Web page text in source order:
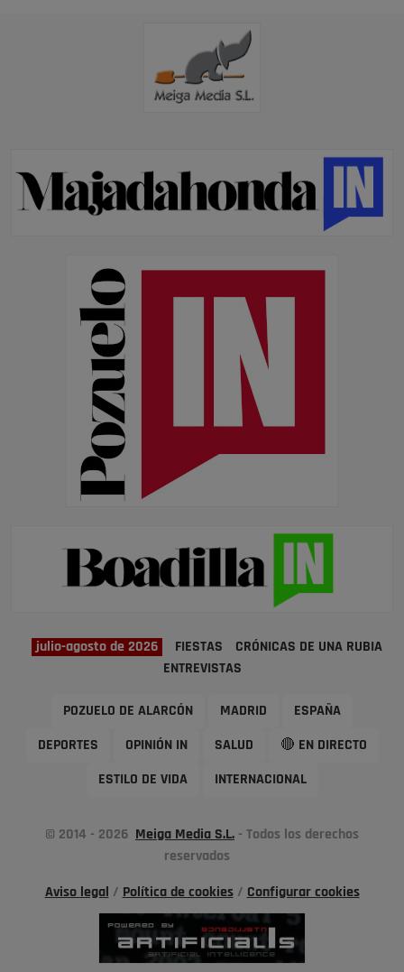
julio-agosto de 2026 FIESTAS
CRÓNICAS DE UNA RUBIA
ENTREVISTAS
POZUELO DE ALARCÓN MADRID ESPAÑA
DEPORTES OPINIÓN IN SALUD 🔴 EN DIRECTO
ESTILO DE VIDA INTERNACIONAL
© 2014 - 2026 Meiga Media S.L. - Todos los derechos
reservados
Aviso legal / Política de cookies/ Configurar cookies